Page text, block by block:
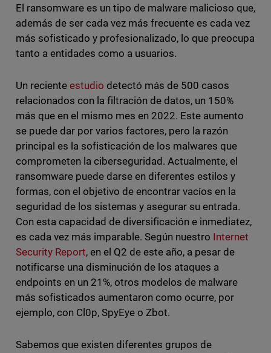
El ransomware es un tipo de malware malicioso que,
además de ser cada vez más frecuente es cada vez
más sofisticado y profesionalizado, lo que preocupa
tanto a entidades como a usuarios.
Un reciente estudio detectó más de 500 casos
relacionados con la filtración de datos, un 150%
más que en el mismo mes en 2022. Este aumento
se puede dar por varios factores, pero la razón
principal es la sofisticación de los malwares que
comprometen la ciberseguridad. Actualmente, el
ransomware puede darse en diferentes estilos y
formas, con el objetivo de encontrar vacíos en la
seguridad de los sistemas y asegurar su entrada.
Con esta capacidad de diversificación e inmediatez,
es cada vez más imparable. Según nuestro Internet
Security Report, en el Q2 de este año, a pesar de
notificarse una disminución de los ataques a
endpoints en un 21%, otros modelos de malware
más sofisticados aumentaron como ocurre, por
ejemplo, con Cl0p, SpyEye o Zbot.
Sabemos que existen diferentes grupos de